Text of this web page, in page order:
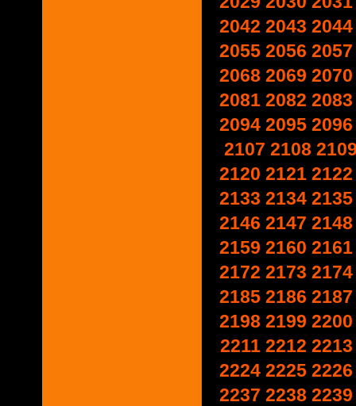
2042 2043 2044
2055 2056 2057
2068 2069 2070
2081 2082 2083
2094 2095 2096
2107 2108
2120 2121 2122
2133 2134 2135
2146 2147 2148
2159 2160 2161
2172 2173 2174
2185 2186 2187
2198 2199 2200
2211 2212 2213
2224 2225 2226
2237 2238 2239